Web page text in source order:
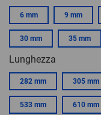
6 mm 9 mm
30 mm 35 mm
Lunghezza
282 mm 305 mm
533 mm 610 mm